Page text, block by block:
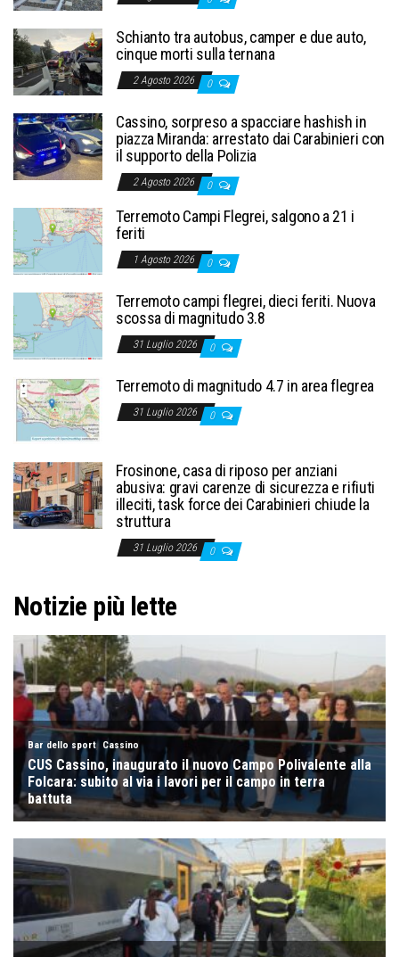
Schianto tra autobus, camper e due auto,
cinque morti sulla ternana
2 Agosto 2026 0
Cassino, sorpreso a spacciare hashish in
piazza Miranda: arrestato dai Carabinieri con
il supporto della Polizia
2 Agosto 2026 0
Terremoto Campi Flegrei, salgono a 21 i
feriti
1 Agosto 2026 0
Terremoto campi flegrei, dieci feriti. Nuova
scossa di magnitudo 3.8
31 Luglio 2026 0
Terremoto di magnitudo 4.7 in area flegrea
31 Luglio 2026 0
Frosinone, casa di riposo per anziani
abusiva: gravi carenze di sicurezza e rifiuti
illeciti, task force dei Carabinieri chiude la
struttura
31 Luglio 2026 0
Notizie più lette